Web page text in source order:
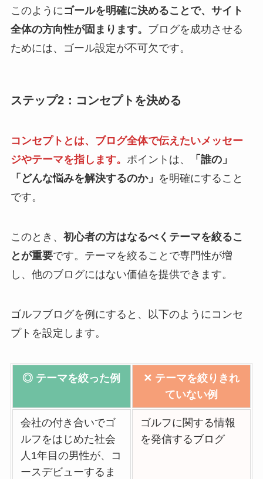
このようにゴールを明確に決めることで、サイト
全体の方向性が固まります。 ブログを成功させる
ためには、ゴール設定が不可欠です。
ステップ2：コンセプトを決める
コンセプトとは、ブログ全体で伝えたいメッセー
ジやテーマを指します。 ポイントは、
「誰の」
「どんな悩みを解決するのか」 を明確にすること
です。
このとき、 初心者の方はなるべくテーマを絞るこ
とが重要です。テーマを絞ることで専門性が増
し、他のブログにはない価値を提供できます。
ゴルフブログを例にすると、以下のようにコンセ
プトを設定します。
◎ テーマを絞った例
✕ テーマを絞りきれ
ていない例
会社の付き合いでゴ
ルフをはじめた社会
人1年目の男性が、コ
ースデビューするま
ゴルフに関する情報
を発信するブログ